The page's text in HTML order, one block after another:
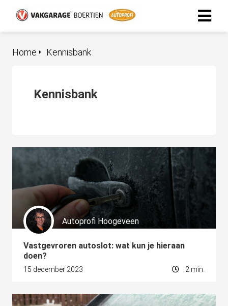
Kennisbank
Home
Kennisbank
Autoprofi Hoogeveen
Vastgevroren autoslot: wat kun je hieraan
doen?
15 december 2023 2 min.